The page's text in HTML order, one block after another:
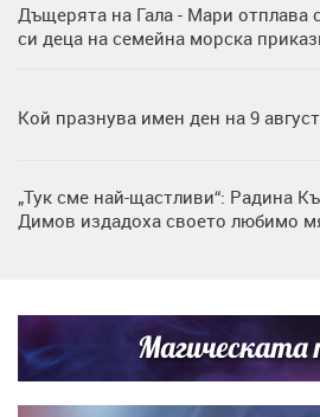
Дъщерята на Гала - Мари отплава
си деца на семейна морска
Кой празнува имен ден на 9 август
„Тук сме най-щастливи“: Радина
Димов издадоха своето любимо
Братя Аргирови я изненадаха с
Магическата